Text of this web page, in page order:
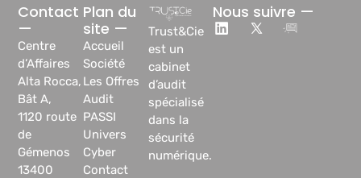
Trust&Cie
est un
cabinet
d’audit
spécialisé
dans la
sécurité
numérique.
Plan du
site —
Accueil
Société
Les Offres
Audit
PASSI
Univers
Cyber
Contact
Contact
—
Centre
d’Affaires
Alta Rocca,
Bât A,
1120 route
de
Gémenos
13400
Nous suivre —